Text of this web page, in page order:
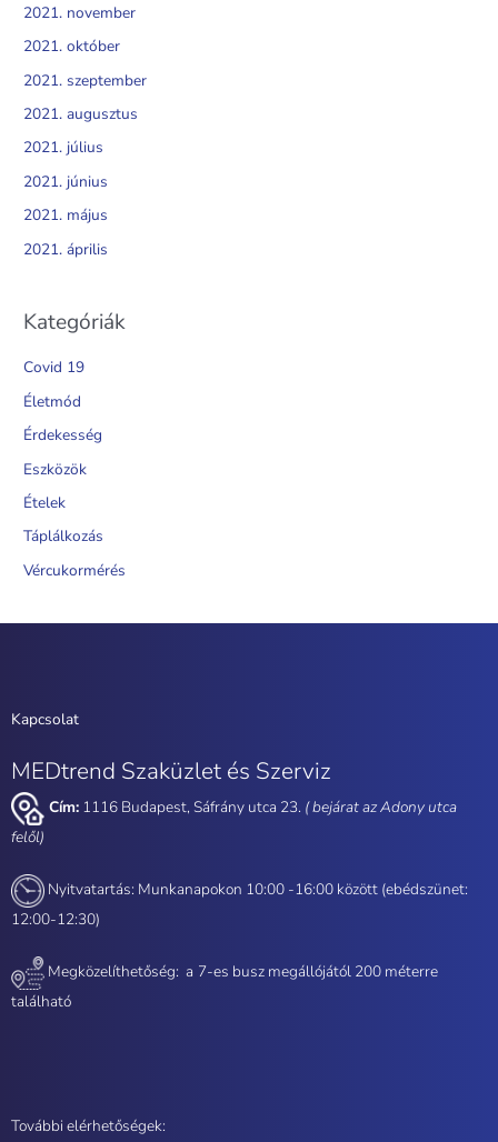
2021. november
2021. október
2021. szeptember
2021. augusztus
2021. július
2021. június
2021. május
2021. április
Kategóriák
Covid 19
Életmód
Érdekesség
Eszközök
Ételek
Táplálkozás
Vércukormérés
Kapcsolat
MEDtrend Szaküzlet és Szerviz
Cím: 1116 Budapest, Sáfrány utca 23. ( bejárat az Adony utca
felől)
Nyitvatartás: Munkanapokon 10:00 -16:00 között (ebédszünet:
12:00-12:30)
Megközelíthetőség: a 7-es busz megállójától 200 méterre
található
További elérhetőségek: